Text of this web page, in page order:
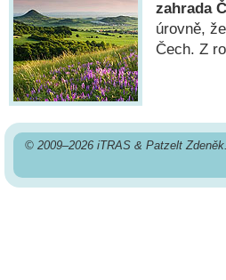
zahrada
úrovně,
Čech. Z
© 2009–2026 iTRAS & Patzelt